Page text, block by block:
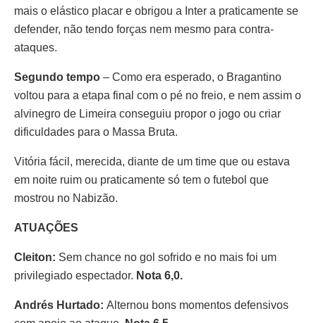
mais o elástico placar e obrigou a Inter a praticamente se
defender, não tendo forças nem mesmo para contra-
ataques.
Segundo tempo – Como era esperado, o Bragantino
voltou para a etapa final com o pé no freio, e nem assim o
alvinegro de Limeira conseguiu propor o jogo ou criar
dificuldades para o Massa Bruta.
Vitória fácil, merecida, diante de um time que ou estava
em noite ruim ou praticamente só tem o futebol que
mostrou no Nabizão.
ATUAÇÕES
Cleiton: Sem chance no gol sofrido e no mais foi um
privilegiado espectador. Nota 6,0.
Andrés Hurtado: Alternou bons momentos defensivos